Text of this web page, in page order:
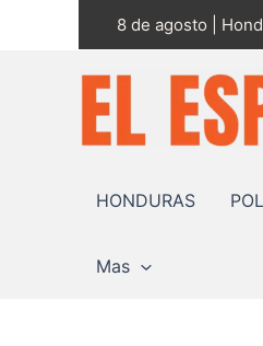
8 de agosto |
HONDURAS
Mas